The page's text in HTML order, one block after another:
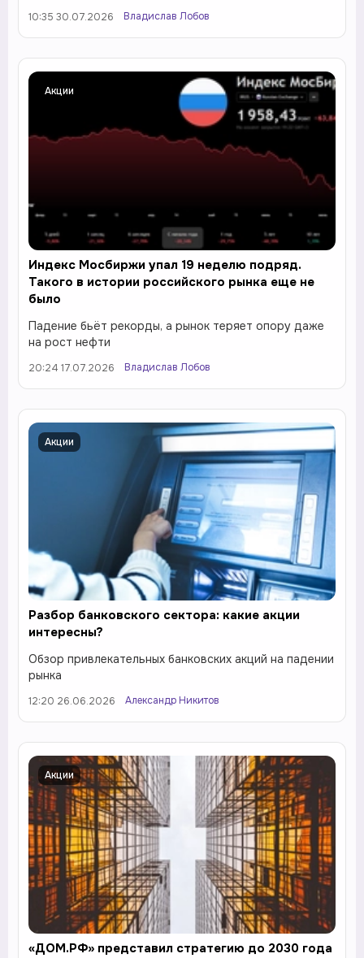
10:35 30.07.2026 Владислав Лобов
Акции
Индекс Мосбиржи упал 19 неделю подряд.
Такого в истории российского рынка еще не
было
Падение бьёт рекорды, а рынок теряет опору даже
на рост нефти
20:24 17.07.2026 Владислав Лобов
Акции
Разбор банковского сектора: какие акции
интересны?
Обзор привлекательных банковских акций на падении
рынка
12:20 26.06.2026 Александр Никитов
Акции
«ДОМ.РФ» представил стратегию до 2030 года